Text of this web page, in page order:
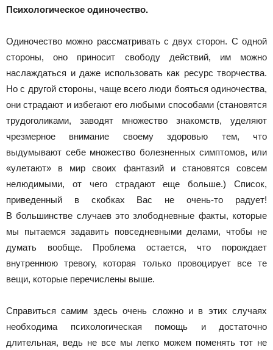
Психологическое одиночество.
Одиночество можно рассматривать с двух сторон. С одной
стороны, оно приносит свободу действий, им можно
наслаждаться и даже использовать как ресурс творчества.
Но с другой стороны, чаще всего люди бояться одиночества,
они страдают и избегают его любыми способами (становятся
трудоголиками, заводят множество знакомств, уделяют
чрезмерное внимание своему здоровью тем, что
выдумывают себе множество болезненных симптомов, или
«улетают» в мир своих фантазий и становятся совсем
нелюдимыми, от чего страдают еще больше.) Список,
приведенный в скобках Вас не очень-то радует!
В большинстве случаев это злободневные факты, которые
мы пытаемся задавить повседневными делами, чтобы не
думать вообще. Проблема остается, что порождает
внутреннюю тревогу, которая только провоцирует все те
вещи, которые перечислены выше.
Справиться самим здесь очень сложно и в этих случаях
необходима психологическая помощь и достаточно
длительная, ведь не все мы легко можем поменять тот не